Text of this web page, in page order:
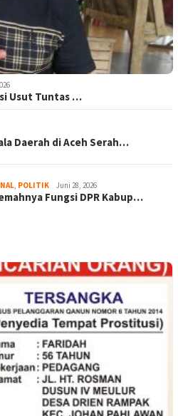
Usut Tuntas …
Daerah di Aceh Serah…
, POLITIK Juni 28, 2026
Fungsi DPR Kabup…